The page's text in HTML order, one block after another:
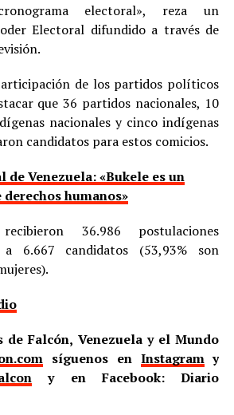
electoral», reza un
Electoral difundido a través de
de los partidos políticos
que 36 partidos nacionales, 10
nacionales y cinco indígenas
candidatos para estos comicios.
de Venezuela: «Bukele es un
humanos»
36.986 postulaciones
a 6.667 candidatos (53,93% son
de Falcón, Venezuela y el Mundo
síguenos en Instagramy
y en Facebook: Diario